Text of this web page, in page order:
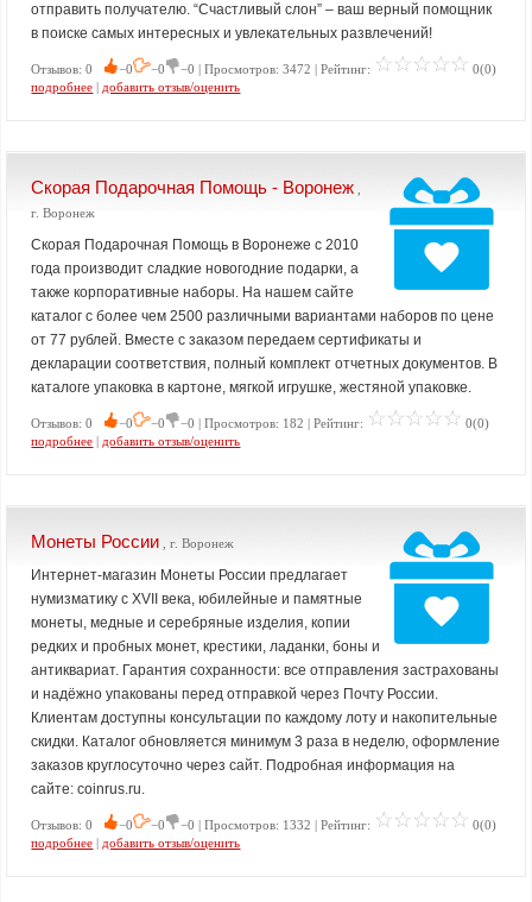
отправить получателю. “Счастливый слон” – ваш верный помощник
в поиске самых интересных и увлекательных развлечений!
Отзывов: 0 −0 −0 −0 | Просмотров: 3472 | Рейтинг:
0(0)
подробнее | добавить отзыв/оценить
Скорая Подарочная Помощь - Воронеж
г. Воронеж
Скорая Подарочная Помощь в Воронеже с 2010
года производит сладкие новогодние подарки, а
также корпоративные наборы. На нашем сайте
каталог с более чем 2500 различными вариантами наборов по цене
от 77 рублей. Вместе с заказом передаем сертификаты и
декларации соответствия, полный комплект отчетных документов. В
каталоге упаковка в картоне, мягкой игрушке, жестяной упаковке.
Отзывов: 0 −0 −0 −0 | Просмотров: 182 | Рейтинг:
0(0)
подробнее | добавить отзыв/оценить
Монеты России , г. Воронеж
Интернет-магазин Монеты России предлагает
нумизматику с XVII века, юбилейные и памятные
монеты, медные и серебряные изделия, копии
редких и пробных монет, крестики, ладанки, боны и
антиквариат. Гарантия сохранности: все отправления застрахованы
и надёжно упакованы перед отправкой через Почту России.
Клиентам доступны консультации по каждому лоту и накопительные
скидки. Каталог обновляется минимум 3 раза в неделю, оформление
заказов круглосуточно через сайт. Подробная информация на
сайте: coinrus.ru.
Отзывов: 0 −0 −0 −0 | Просмотров: 1332 | Рейтинг:
0(0)
подробнее | добавить отзыв/оценить